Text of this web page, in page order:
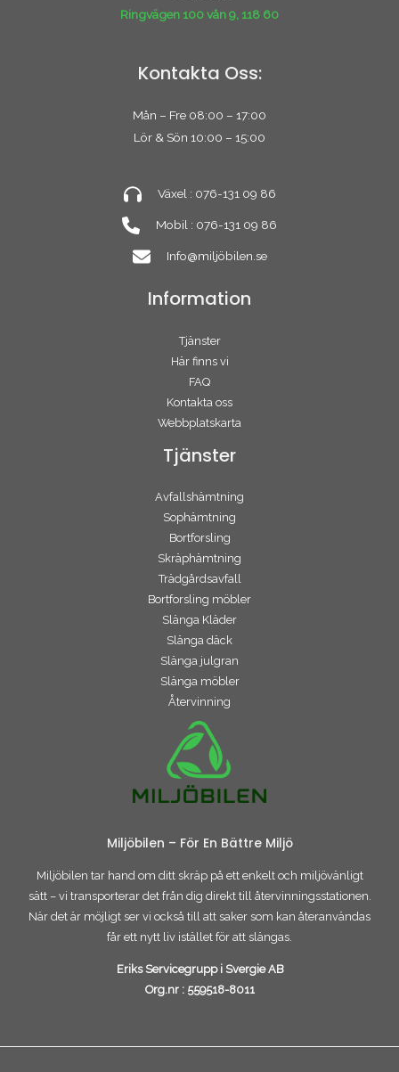
Ringvägen 100 vån 9, 118 60
Kontakta Oss:
Mån – Fre 08:00 – 17:00
Lör & Sön 10:00 – 15:00
Växel : 076-131 09 86
Mobil : 076-131 09 86
Info@miljöbilen.se
Information
Tjänster
Här finns vi
FAQ
Kontakta oss
Webbplatskarta
Tjänster
Avfallshämtning
Sophämtning
Bortforsling
Skräphämtning
Trädgårdsavfall
Bortforsling möbler
Slänga Kläder
Slänga däck
Slänga julgran
Slänga möbler
Återvinning
Miljöbilen – För En Bättre Miljö
Miljöbilen tar hand om ditt skräp på ett enkelt och miljövänligt
sätt – vi transporterar det från dig direkt till återvinningsstationen.
När det är möjligt ser vi också till att saker som kan återanvändas
får ett nytt liv istället för att slängas.
Eriks Servicegrupp i Svergie AB
Org.nr : 559518-8011